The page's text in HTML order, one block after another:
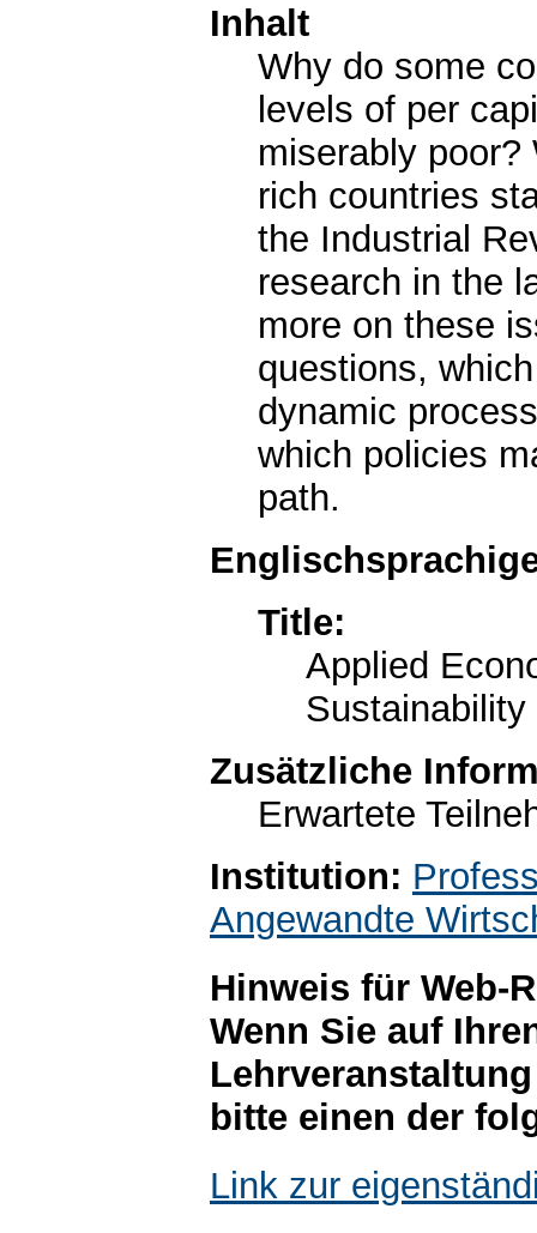
Inhalt
Why do some
levels of per
miserably
rich countries
the Industrial
research in the
more on these
questions,
dynamic
which policies
path.
Title:
Applied
Sustainability
Zusätzliche
Erwartete
Institution:
Angewandte
Hinweis für Web-
Wenn Sie auf
bitte einen der
Link zur